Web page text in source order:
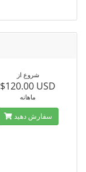
شروع از
$120.00 USD
ماهانه
سفارش دهید